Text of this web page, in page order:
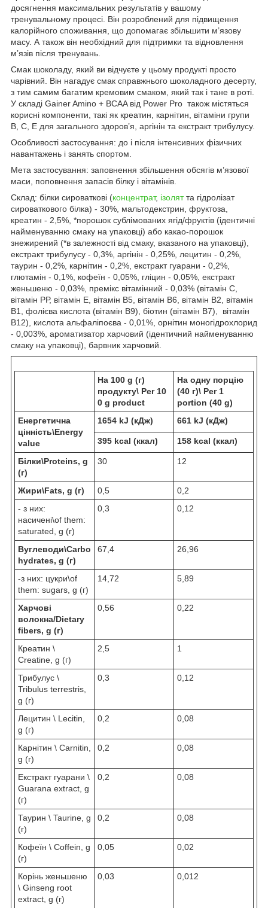
досягнення максимальних результатів у вашому
тренувальному процесі. Він розроблений для підвищення
калорійного споживання, що допомагає збільшити м’язову
масу. А також він необхідний для підтримки та відновлення
м’язів після тренувань.
Смак шоколаду, який ви відчуєте у цьому продукті просто
чарівний. Він нагадує смак справжнього шоколадного десерту,
з тим самим багатим кремовим смаком, який так і тане в роті.
У складі Gainer Amino + BCAA від Power Pro також містяться
корисні компоненти, такі як креатин, карнітин, вітаміни групи
B, С, Е для загального здоров’я, аргінін та екстракт трибулусу.
Особливості застосування: до і після інтенсивних фізичних
навантажень і занять спортом.
Мета застосування: заповнення збільшення обсягів м’язової
маси, поповнення запасів білку і вітамінів.
Склад: білки сироваткові (концентрат, ізолятта гідролізат
сироваткового білка) - 30%, мальтодекстрин, фруктоза,
креатин - 2,5%, *порошок сублімованих ягід/фруктів (ідентичні
найменуванню смаку на упаковці) або какао-порошок
знежирений (*в залежності від смаку, вказаного на упаковці),
екстракт трибулусу - 0,3%, аргінін - 0,25%, лецитин - 0,2%,
таурин - 0,2%, карнітин - 0,2%, екстракт гуарани - 0,2%,
глютамін - 0,1%, кофеїн - 0,05%, гліцин - 0,05%, екстракт
женьшеню - 0,03%, премікс вітамінний - 0,03% (вітамін С,
вітамін РР, вітамін Е, вітамін В5 , вітамін В6 , вітамін В2 , вітамін
В1 , фолієва кислота (вітамін В9), біотин (вітамін В7), вітамін
В12), кислота альфаліпоєва - 0,01%, орнітин моногідрохлорид
- 0,003%, ароматизатор харчовий (ідентичний найменуванню
смаку на упаковці), барвник харчовий.
На 100 g (г)
продукту\ Per10
0 g product
На одну порцію
(40 г)\ Per 1
portion (40 g)
Енергетична
цінність\Energy
value
1654 kJ (кДж) 661 kJ (кДж)
395 kcal (ккал) 158 kcal (ккал)
Білки\Proteins, g
(г)
30 12
Жири\Fats, g (г) 0,5
0,2
- з них:
насичені\of them:
saturated, g (г)
0,3 0,12
Вуглеводи\Carbo
hydrates, g (г)
67,4 26,96
-з них: цукри\of
them: sugars, g (г)
14,72 5,89
Харчові
волокна/Dietary
fibers, g (г)
0,56 0,22
Креатин \
Creatine, g (г)
2,5 1
Трибулус \
Tribulus terrestris,
g (г)
0,3 0,12
Лецитин \ Lecitin,
g (г)
0,2 0,08
Карнітин \ Carnitin,
g (г)
0,2 0,08
Екстракт гуарани \
Guarana extract, g
(г)
0,2 0,08
Таурин \ Taurine, g
(г)
0,2 0,08
Кофеїн \ Coffein, g
(г)
0,05 0,02
Корінь женьшеню
\ Ginseng root
extract, g (г)
0,03 0,012